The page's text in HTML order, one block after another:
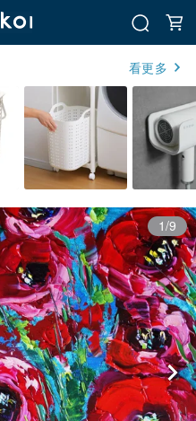
看更多
1/9